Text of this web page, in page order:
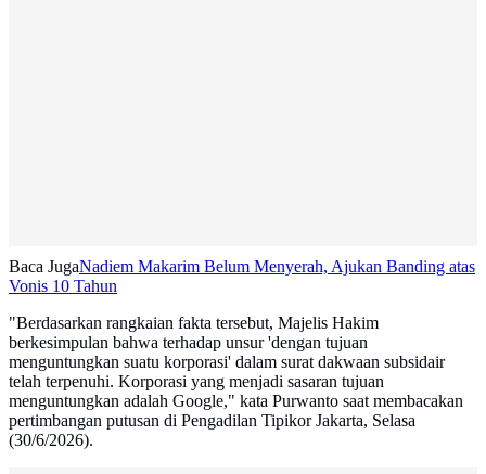
Baca JugaNadiem Makarim Belum Menyerah, Ajukan Banding atas
Vonis 10 Tahun
"Berdasarkan rangkaian fakta tersebut, Majelis Hakim
berkesimpulan bahwa terhadap unsur 'dengan tujuan
menguntungkan suatu korporasi' dalam surat dakwaan subsidair
telah terpenuhi. Korporasi yang menjadi sasaran tujuan
menguntungkan adalah Google," kata Purwanto saat membacakan
pertimbangan putusan di Pengadilan Tipikor Jakarta, Selasa
(30/6/2026).